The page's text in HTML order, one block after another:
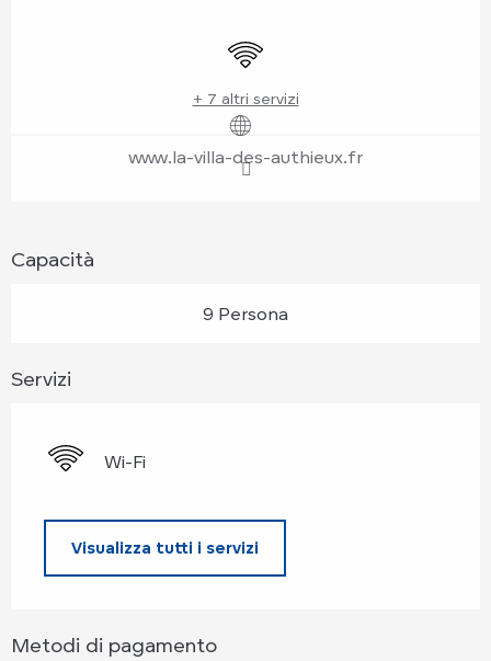
Wi-Fi
+ 7 altri servizi
www.la-villa-des-authieux.fr
Capacità
9 Persona
Servizi
Wi-Fi
Visualizza tutti i servizi
Metodi di pagamento